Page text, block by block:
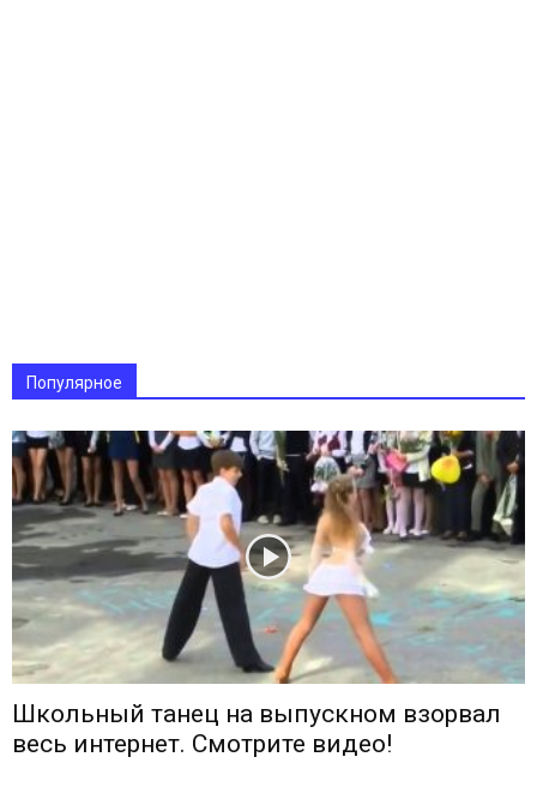
Популярное
Школьный танец на выпускном взорвал
весь интернет. Смотрите видео!